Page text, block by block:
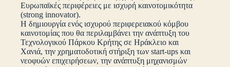
Ευρωπαϊκές περιφέρειες με ισχυρή καινοτομικότητα
(strong innovator).
Η δημιουργία ενός ισχυρού περιφερειακού κόμβου
καινοτομίας που θα περιλαμβάνει την ανάπτυξη του
Τεχνολογικού Πάρκου Κρήτης σε Ηράκλειο και
Χανιά, την χρηματοδοτική στήριξη των start-ups και
νεοφυών επιχειρήσεων, την ανάπτυξη μηχανισμών